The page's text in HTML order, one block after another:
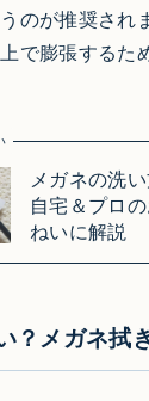
のが推奨され
で膨張するた
メガネの洗
自宅＆プロ
ねいに解説
？メガネ拭